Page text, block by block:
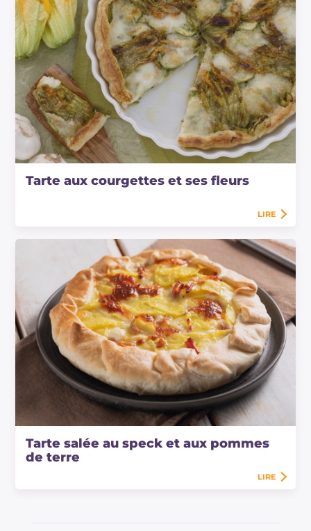
Tarte aux courgettes et ses fleurs
LIRE
Tarte salée au speck et aux pommes
de terre
LIRE